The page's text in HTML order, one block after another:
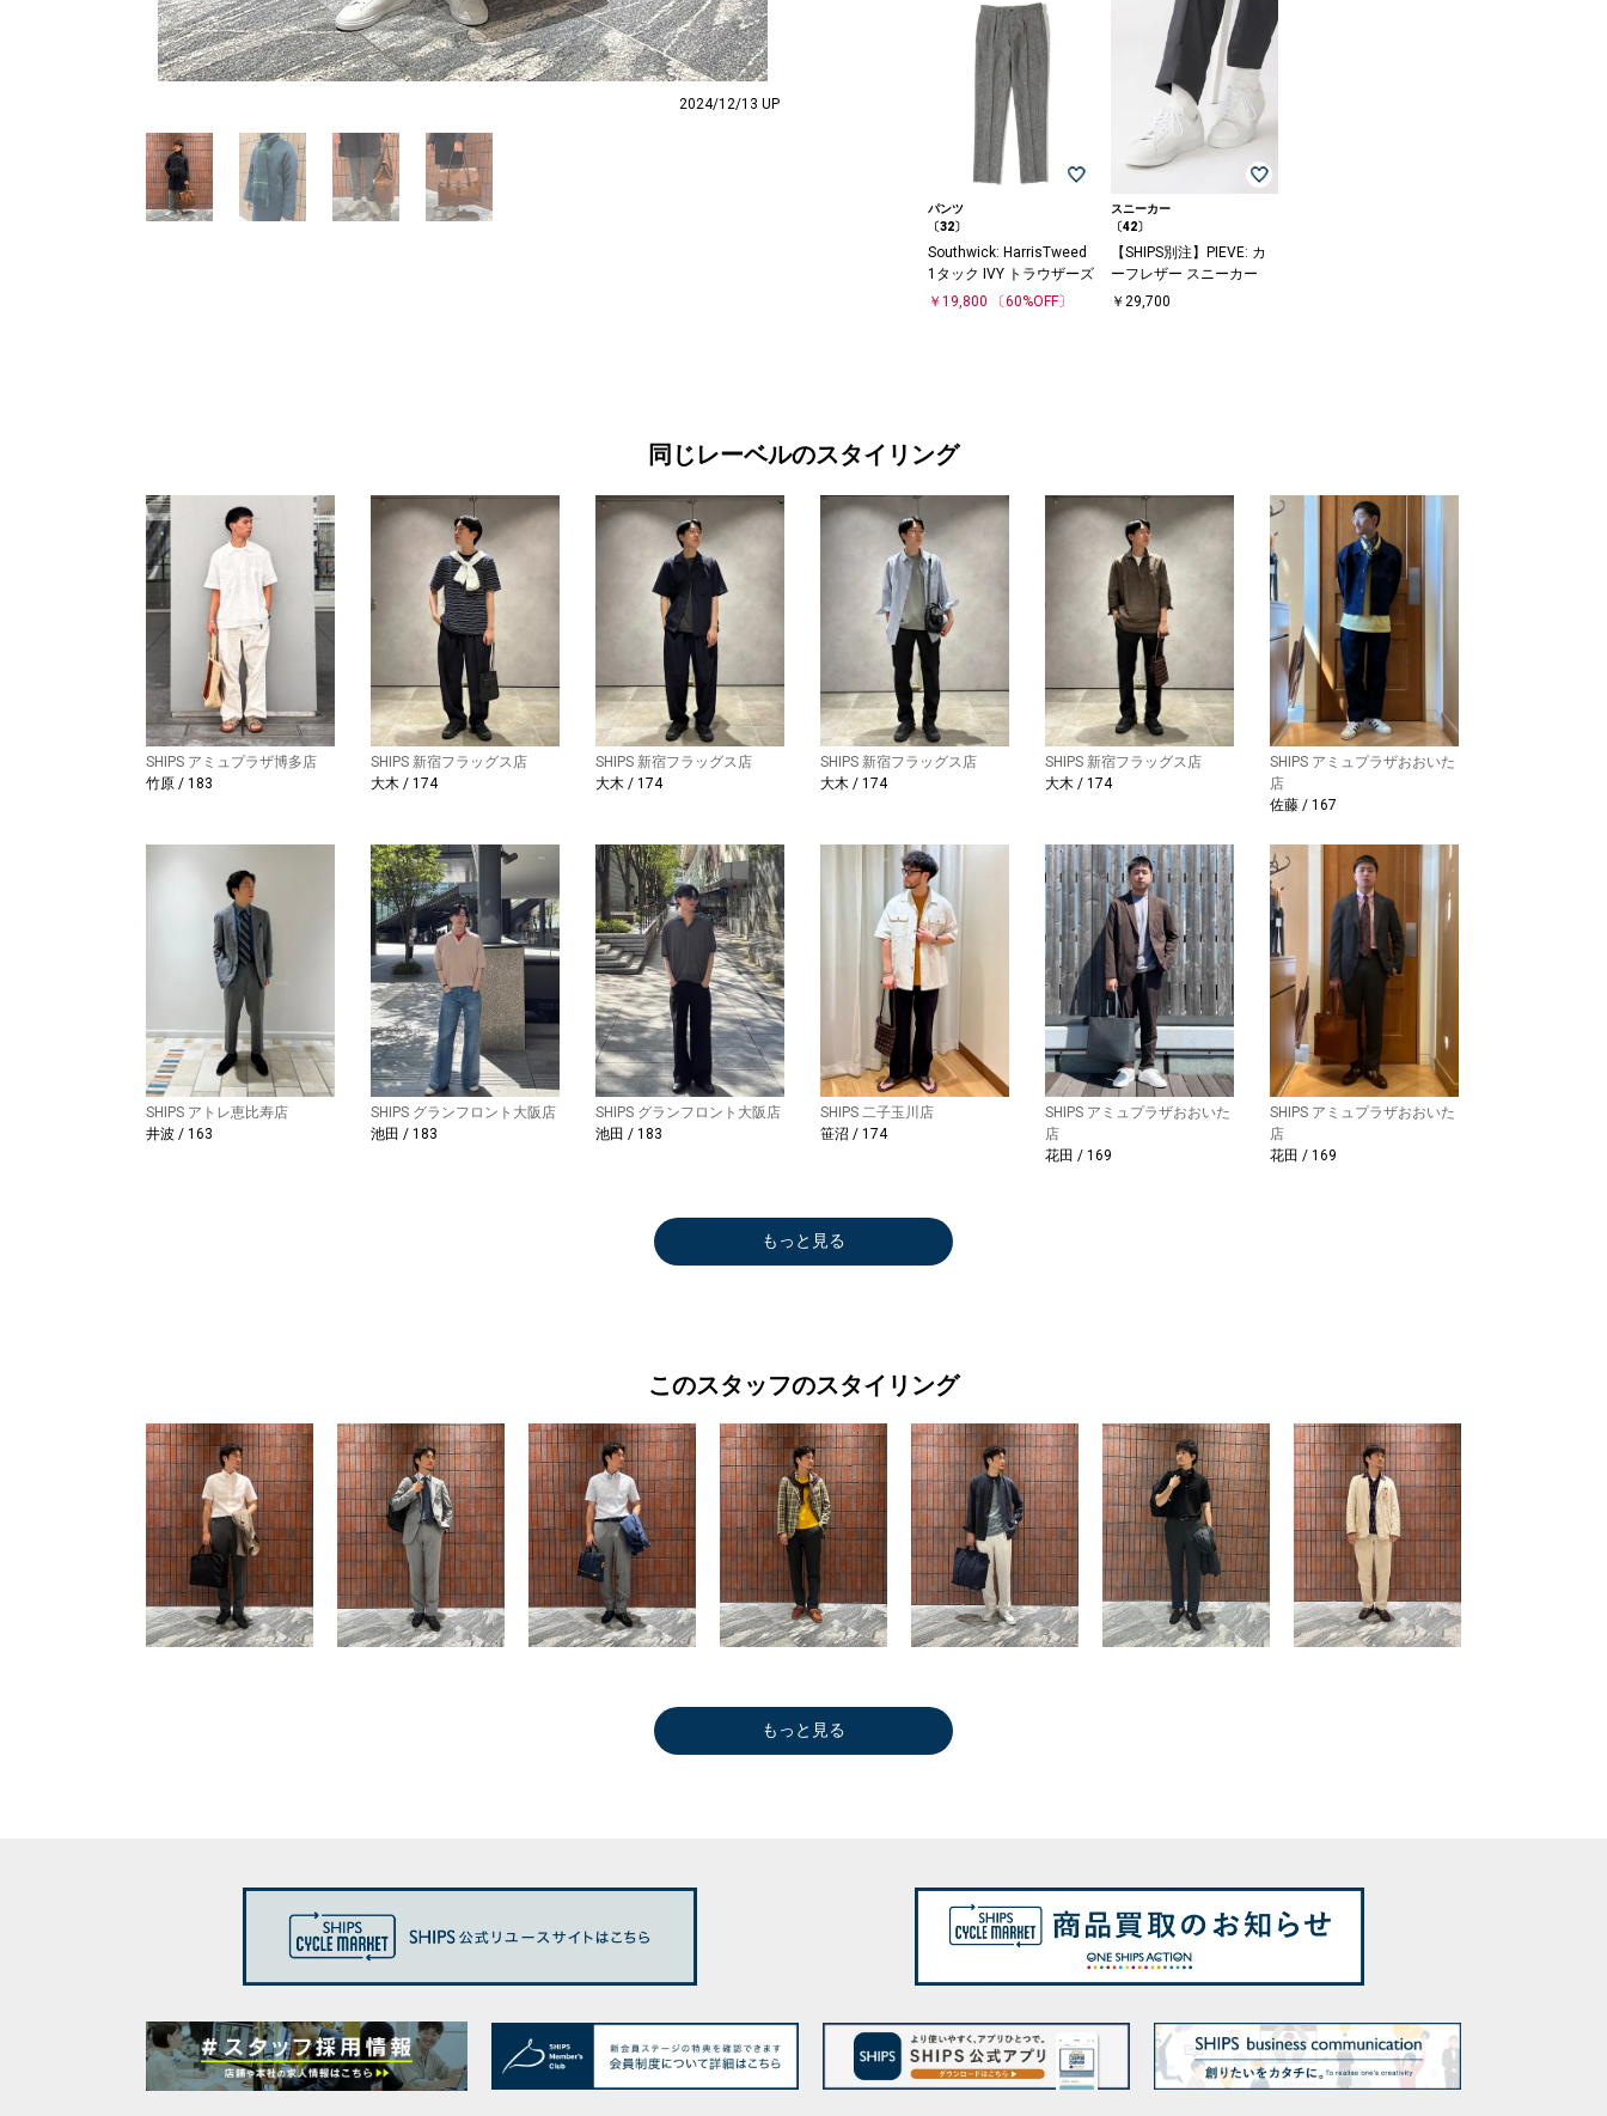
2024/12/13 UP
パンツ
〔32〕
Southwick: HarrisTweed
1タック IVY トラウザーズ
￥19,800
〔60%OFF〕
スニーカー
〔42〕
【SHIPS別注】PIEVE: カ
ーフレザー スニーカー
￥29,700
同じレーベルのスタイリング
SHIPS アミュプラザ博多店
竹原 / 183
SHIPS 新宿フラッグス店
大木 / 174
SHIPS 新宿フラッグス店
大木 / 174
SHIPS 新宿フラッグス店
大木 / 174
SHIPS 新宿フラッグス店
大木 / 174
SHIPS アミュプラザおおいた
店
佐藤 / 167
SHIPS アトレ恵比寿店
井波 / 163
SHIPS グランフロント大阪店
池田 / 183
SHIPS グランフロント大阪店
池田 / 183
SHIPS 二子玉川店
笹沼 / 174
SHIPS アミュプラザおおいた
店
花田 / 169
SHIPS アミュプラザおおいた
店
花田 / 169
もっと見る
このスタッフのスタイリング
もっと見る